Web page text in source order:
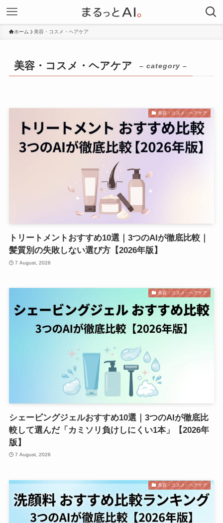
ホーム 美容・コスメ・ヘアケア
美容・コスメ・ヘアケア – category –
美容・コスメ・ヘアケア
トリートメントおすすめ10選｜3つのAIが徹底比較｜
髪質別の失敗しない選び方【2026年版】
7 August, 2026
美容・コスメ・ヘアケア
シェービングジェルおすすめ10選｜3つのAIが徹底比
較して選んだ「カミソリ負けしにくい1本」【2026年
版】
7 August, 2026
美容・コスメ・ヘアケア